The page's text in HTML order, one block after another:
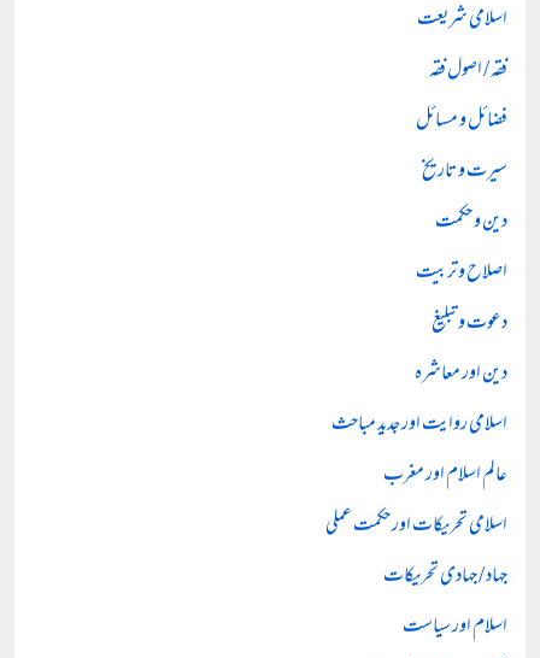
اسلامی شریعت
فقہ / اصول فقہ
فضائل و مسائل
سیرت و تاریخ
دین و حکمت
اصلاح و تربیت
دعوت و تبلیغ
دین اور معاشرہ
اسلامی روایت اور جدید مباحث
عالم اسلام اور مغرب
اسلامی تحریکات اور حکمت عملی
جہاد / جہادی تحریکات
اسلام اور سیاست